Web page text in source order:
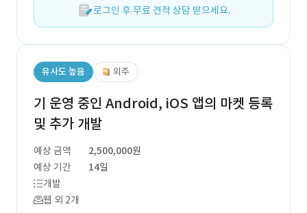
로그인 후 무료 견적 상담 받으세요.
유사도 높음 외주
기 운영 중인 Android, iOS 앱의 마켓 등록
및 추가 개발
예상 금액
2,500,000원
예상 기간
14일
개발
웹 외 2개